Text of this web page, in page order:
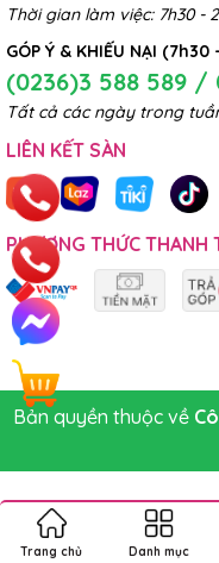
Thời gian làm việc: 7h30 -
GÓP Ý & KHIẾU NẠI (7h30
(0236)3 588 589 /
Tất cả các ngày trong
LIÊN KẾT SÀN
PHƯƠNG THỨC THANH
Bản quyền thuộc về
Trang chủ Danh mục